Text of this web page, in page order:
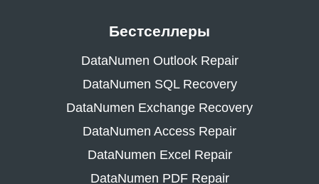
Бестселлеры
DataNumen Outlook Repair
DataNumen SQL Recovery
DataNumen Exchange Recovery
DataNumen Access Repair
DataNumen Excel Repair
DataNumen PDF Repair